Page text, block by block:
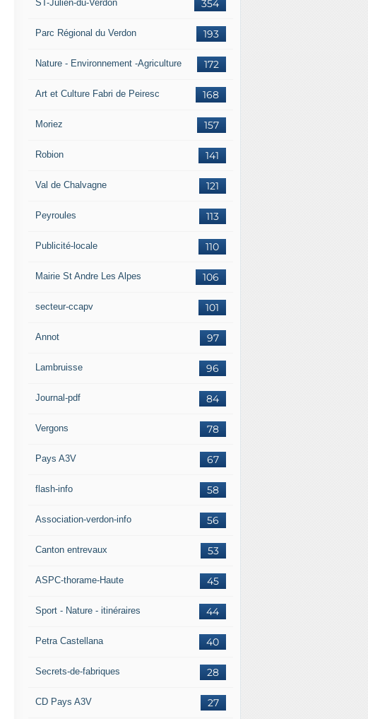
354
ST-Julien-du-Verdon
193
Parc Régional du Verdon
172
Nature - Environnement -Agriculture
168
Art et Culture Fabri de Peiresc
157
Moriez
141
Robion
121
Val de Chalvagne
113
Peyroules
110
Publicité-locale
106
Mairie St Andre Les Alpes
101
secteur-ccapv
97
Annot
96
Lambruisse
84
Journal-pdf
78
Vergons
67
Pays A3V
58
flash-info
56
Association-verdon-info
53
Canton entrevaux
45
ASPC-thorame-Haute
44
Sport - Nature - itinéraires
40
Petra Castellana
28
Secrets-de-fabriques
27
CD Pays A3V